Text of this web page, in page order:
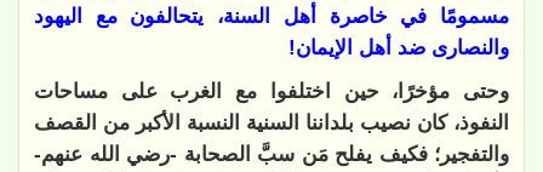
مسمومًا في خاصرة أهل السنة، يتحالفون مع اليهود
والنصارى ضد أهل الإيمان!
وحتى مؤخرًا، حين اختلفوا مع الغرب على مساحات
النفوذ، كان نصيب بلداننا السنية النسبة الأكبر من القصف
والتفجير؛ فكيف يفلح مَن سبَّ الصحابة -رضي الله عنهم-